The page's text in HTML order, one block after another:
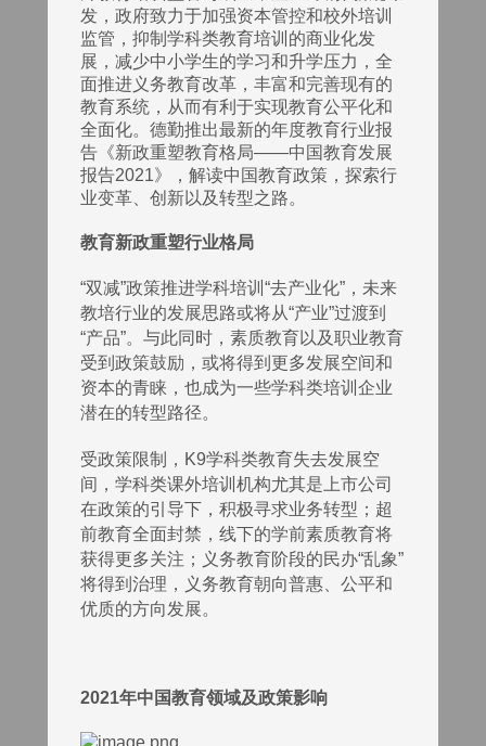
发，政府致力于加强资本管控和校外培训
监管，抑制学科类教育培训的商业化发
展，减少中小学生的学习和升学压力，全
面推进义务教育改革，丰富和完善现有的
教育系统，从而有利于实现教育公平化和
全面化。德勤推出最新的年度教育行业报
告《新政重塑教育格局——中国教育发展
报告2021》，解读中国教育政策，探索行
业变革、创新以及转型之路。
教育新政重塑行业格局
“双减”政策推进学科培训“去产业化”，未来
教培行业的发展思路或将从“产业”过渡到
“产品”。与此同时，素质教育以及职业教育
受到政策鼓励，或将得到更多发展空间和
资本的青睐，也成为一些学科类培训企业
潜在的转型路径。
受政策限制，K9学科类教育失去发展空
间，学科类课外培训机构尤其是上市公司
在政策的引导下，积极寻求业务转型；超
前教育全面封禁，线下的学前素质教育将
获得更多关注；义务教育阶段的民办“乱象”
将得到治理，义务教育朝向普惠、公平和
优质的方向发展。
2021年中国教育领域及政策影响